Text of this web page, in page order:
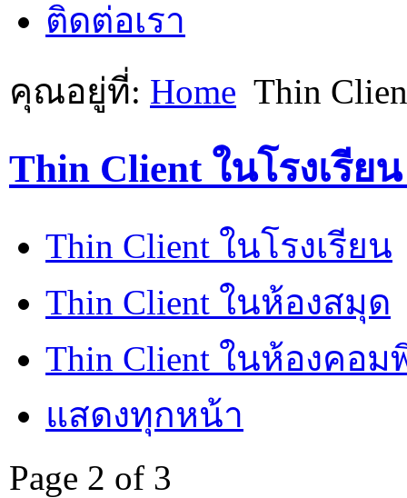
ติดต่อเรา
คุณอยู่ที่: Home Thin
Thin Client ในโรงเรีย
Thin Client ในโรงเรียน
Thin Client ในห้องสมุด
Thin Client ในห้องคอม
แสดงทุกหน้า
Page 2 of 3